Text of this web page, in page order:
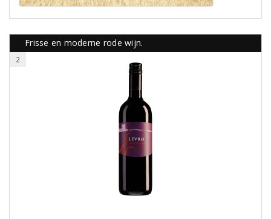
Frisse en moderne rode wijn.
2